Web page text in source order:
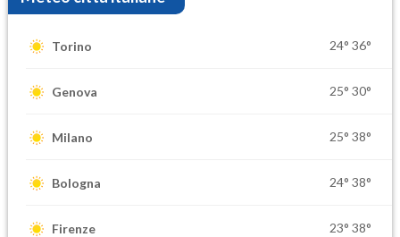
Torino 24° 36°
Genova 25° 30°
Milano 25° 38°
Bologna 24° 38°
Firenze 23° 38°